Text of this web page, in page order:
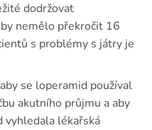
dodržovat
nemělo překročit 16
s problémy s játry je
se loperamid používal
akutního průjmu a aby
vyhledala lékařská